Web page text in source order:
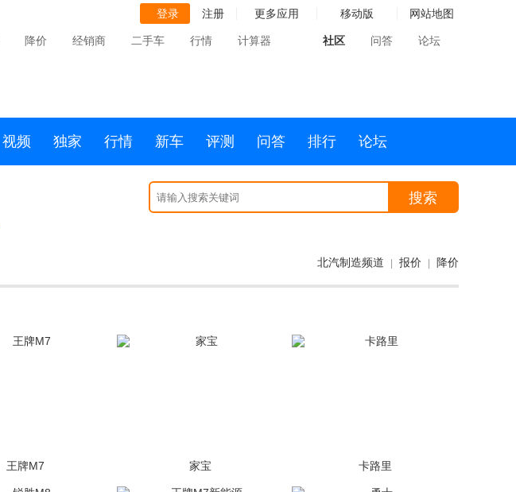
登录 注册 更多应用 移动版 网站地图
降价 经销商 二手车 行情 计算器 社区 问答 论坛
视频 独家 行情 新车 评测 问答 排行 论坛
搜索
北汽制造频道 报价 降价
王牌M7
家宝
卡路里